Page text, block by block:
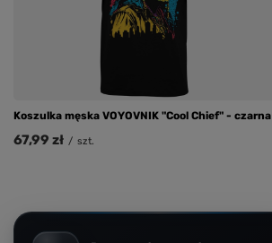
Koszulka męska VOYOVNIK "Cool Chief" - czarna
67,99 zł / szt.